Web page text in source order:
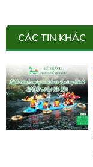
CÁC TIN KHÁC